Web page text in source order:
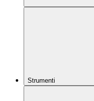
Strumenti